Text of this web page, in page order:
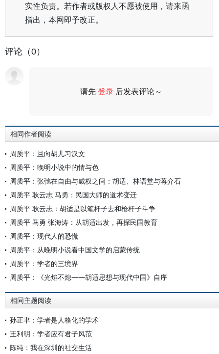
实性负责。若作者或版权人不愿被使用，请来函
指出，本网即予改正。
评论（0）
请先登录 后发表评论～
相同作者阅读
周质平：且向胡儿习汉文
周质平：晚明小说中的情与色
周质平：张弛在自由与威权之间：胡适、林语堂与蒋介石
周质平 耿云志 马勇：民国大师的道术变迁
周质平 耿云志：胡适是以笔杆子去和枪杆子斗争
周质平 马勇 张海涛：从胡适出发，再探民国教育
周质平：现代人的恐慌
周质平：从晚明小说看中国文学的启蒙传统
周质平：学者的三境界
周质平：《光焰不熄——胡适思想与现代中国》自序
相同主题阅读
孙正聿：学者是人格化的学术
王利明：学者应有君子风范
陈纯：我在深圳的社交生活